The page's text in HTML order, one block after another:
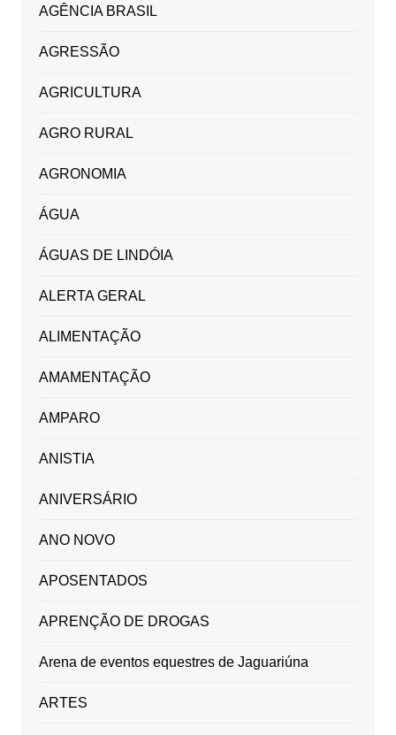
AGÊNCIA BRASIL
AGRESSÃO
AGRICULTURA
AGRO RURAL
AGRONOMIA
ÁGUA
ÁGUAS DE LINDÓIA
ALERTA GERAL
ALIMENTAÇÃO
AMAMENTAÇÃO
AMPARO
ANISTIA
ANIVERSÁRIO
ANO NOVO
APOSENTADOS
APRENÇÃO DE DROGAS
Arena de eventos equestres de Jaguariúna
ARTES